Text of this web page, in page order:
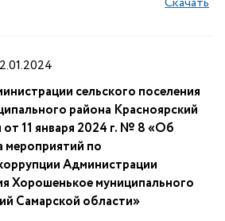
сельского поселения
района Красноярский
11 января 2024 г. № 8 «Об
по
Администрации
Хорошенькое муниципального
Самарской области»